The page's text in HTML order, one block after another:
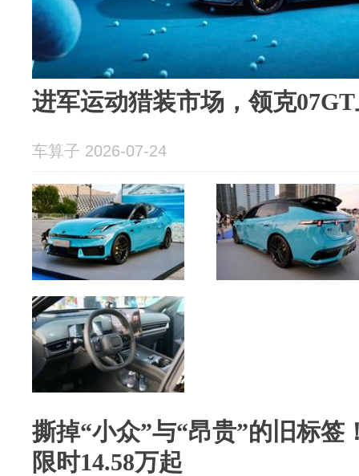
进军运动猎装市场，领克
车算子 2026-07-24
撕掉“小众”与“昂贵”的旧标签
限时14.58万起